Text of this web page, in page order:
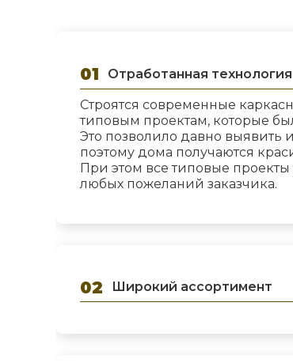
Отработанная технология
Строятся современные
типовым проектам, которые
Это позволило давно выявить
поэтому дома получаются
При этом все типовые проекты
любых пожеланий заказчика.
Широкий ассортимент